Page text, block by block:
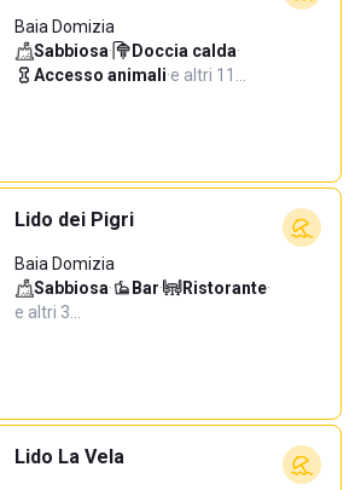
Baia Domizia
Sabbiosa· Doccia calda·
Accesso animali·e altri 11…
Lido dei Pigri
Baia Domizia
Sabbiosa· Bar· Ristorante·
e altri 3…
Lido La Vela